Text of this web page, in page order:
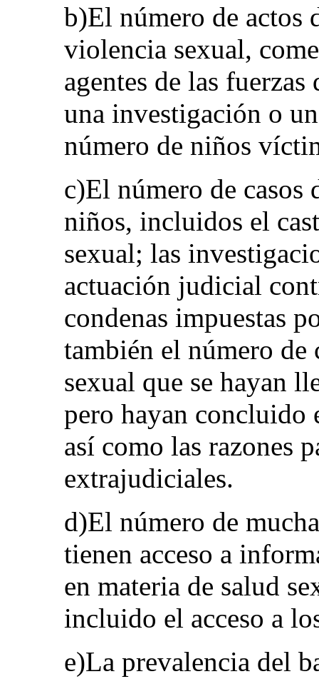
b)El número de actos
violencia sexual,
agentes de las
una investigación o
número de niños
c)El número de
niños, incluidos el
sexual; las
actuación judicial
condenas impuestas
también el número de
sexual que se hayan
pero hayan
así como las razones
extrajudiciales.
d)El número de
tienen acceso a
en materia de salud
incluido el acceso a
e)La prevalencia del